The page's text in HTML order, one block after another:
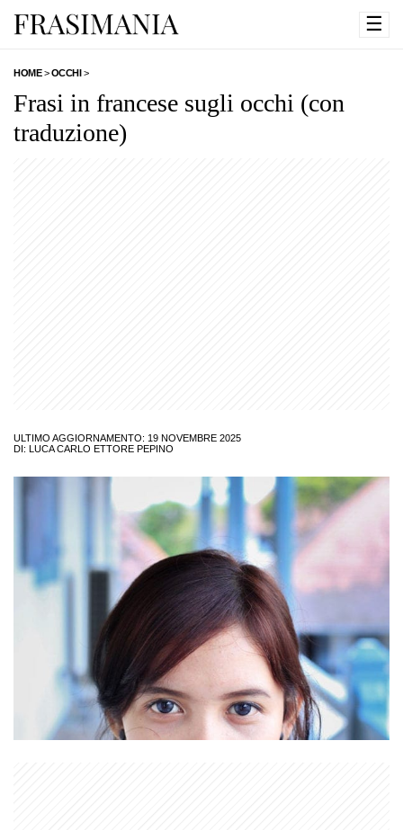
☰
HOME>OCCHI>
Frasi in francese sugli occhi (con
traduzione)
ULTIMO AGGIORNAMENTO: 19 NOVEMBRE 2025
DI: LUCA CARLO ETTORE PEPINO